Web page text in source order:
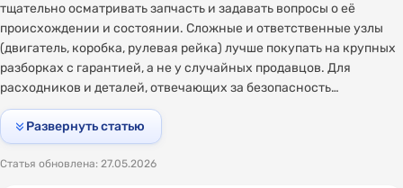
тщательно осматривать запчасть и задавать вопросы о её
происхождении и состоянии. Сложные и ответственные узлы
(двигатель, коробка, рулевая рейка) лучше покупать на крупных
разборках с гарантией, а не у случайных продавцов. Для
расходников и деталей, отвечающих за безопасность
(тормозные элементы, подушки безопасности), стоит
рассмотреть покупку новых аналогов. Грамотный подход к
выбору авторазборки и проверке деталей позволит существенно
сэкономить на ремонте автомобиля без ущерба для его
Развернуть статью
Статья обновлена: 27.05.2026